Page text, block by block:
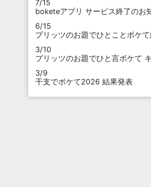
7/15
boketeアプリ サービス終了のお
6/15
プリッツのお題でひとことボケ
3/10
プリッツのお題でひと言ボケて
3/9
干支でボケて2026 結果発表